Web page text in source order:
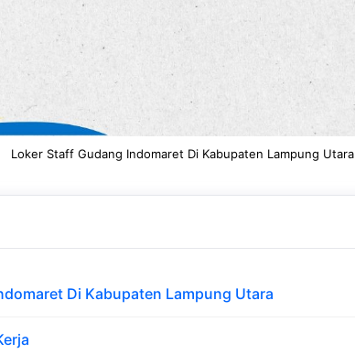
Loker Staff Gudang Indomaret Di Kabupaten Lampung Utara
Di Kabupaten Lampung Utara